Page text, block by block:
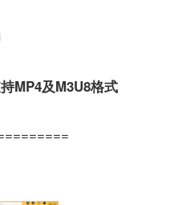
MP4及M3U8格式